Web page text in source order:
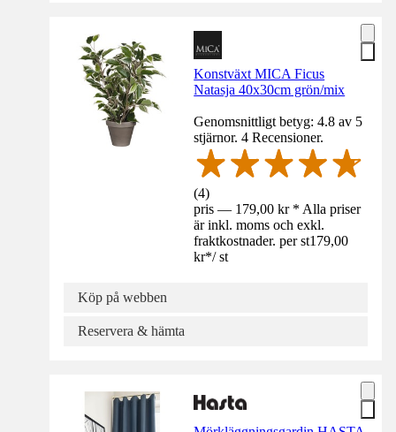
Konstväxt MICA Ficus
Natasja 40x30cm grön/mix
Genomsnittligt betyg: 4.8 av 5
stjärnor. 4 Recensioner.
(4)
pris — 179,00 kr * Alla priser
är inkl. moms och exkl.
fraktkostnader. per st179,00
kr*/ st
Köp på webben
Reservera & hämta